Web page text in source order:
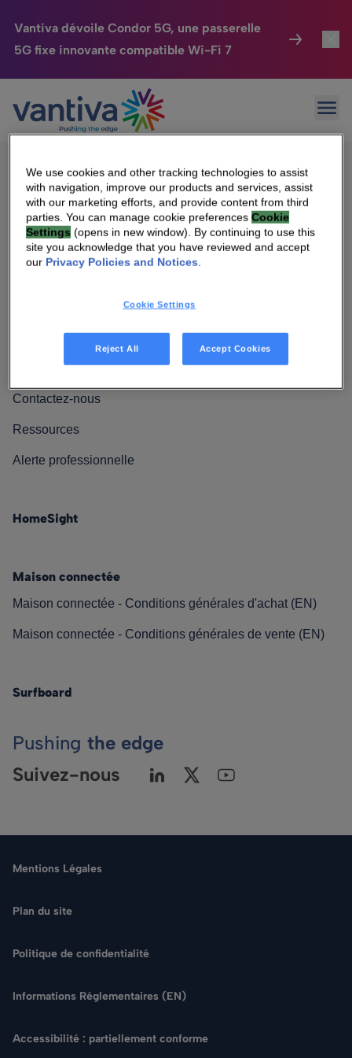
Vantiva dévoile Condor 5G, une passerelle
5G fixe innovante compatible Wi-Fi 7
Passer au contenu principal
Maison Connectée
HomeSight
Entreprise
Nos Engagements
Rechercher
Sorry, no results were found.
Rechercher :
Qui sommes-nous
Relations investisseurs
Nos engagements
Contactez-nous
Ressources
Alerte professionnelle
HomeSight
Maison connectée
Maison connectée - Conditions générales d'achat (EN)
Maison connectée - Conditions générales de vente (EN)
Surfboard
Pushing the edge
Suivez-nous
Mentions Légales
Plan du site
Politique de confidentialité
Informations Réglementaires (EN)
Accessibilité : partiellement conforme
We use cookies and other tracking technologies to assist
with navigation, improve our products and services, assist
with our marketing efforts, and provide content from third
parties. You can manage cookie preferencesCookie
Settings (opens in new window). By continuing to use this
site you acknowledge that you have reviewed and accept
our Privacy Policies and Notices.
Cookie Settings
Reject All Accept Cookies